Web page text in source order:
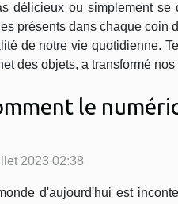
délicieux ou simplement
présents dans chaque
de notre vie quotidienne.
des objets, a transformé
le
2023 02:38
d'aujourd'hui est